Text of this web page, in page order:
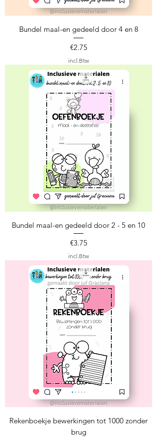
Bundel maal-en gedeeld door 4 en 8
Prijs
€2.75
incl.Btw
Bundel maal-en gedeeld door 2 - 5 en 10
Prijs
€3.75
incl.Btw
Rekenboekje bewerkingen tot 1000 zonder
brug